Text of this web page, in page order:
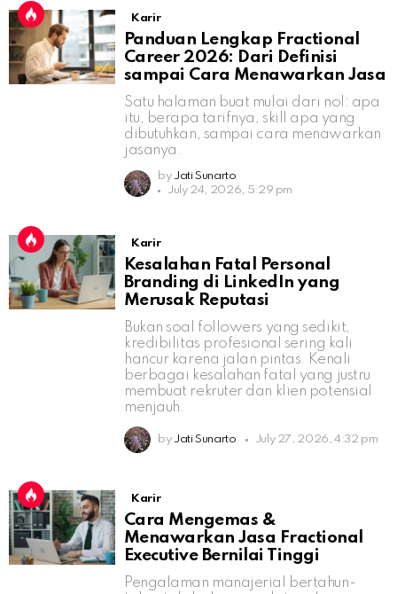
Karir
Panduan Lengkap Fractional
Career 2026: Dari Definisi
sampai Cara Menawarkan Jasa
Satu halaman buat mulai dari nol: apa
itu, berapa tarifnya, skill apa yang
dibutuhkan, sampai cara menawarkan
jasanya.
by Jati Sunarto
July 24, 2026, 5:29 pm
Karir
Kesalahan Fatal Personal
Branding di LinkedIn yang
Merusak Reputasi
Bukan soal followers yang sedikit,
kredibilitas profesional sering kali
hancur karena jalan pintas. Kenali
berbagai kesalahan fatal yang justru
membuat rekruter dan klien potensial
menjauh.
by Jati Sunarto July 27, 2026, 4:32 pm
Karir
Cara Mengemas &
Menawarkan Jasa Fractional
Executive Bernilai Tinggi
Pengalaman manajerial bertahun-